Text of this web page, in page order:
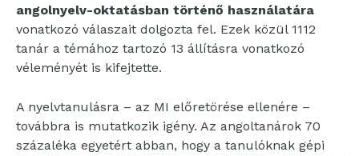
angolnyelv-oktatásban történő használatára
vonatkozó válaszait dolgozta fel. Ezek közül 1112
tanár a témához tartozó 13 állításra vonatkozó
véleményét is kifejtette.
A nyelvtanulásra – az MI előretörése ellenére –
továbbra is mutatkozik igény. Az angoltanárok 70
százaléka egyetért abban, hogy a tanulóknak gépi